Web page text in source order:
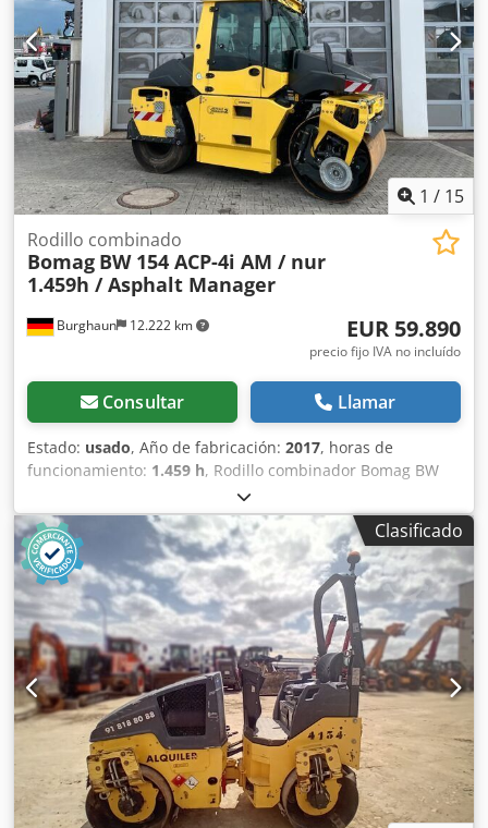
atenderle. Para obtener más información, visite nuestra
página web. Salvo errores y venta previa. Posibilidad de
alquiler. = Más información = Póngase en contacto con
Tobias Ebert para obtener más información. Dcjdpfezq
Tztjx Al Rjk
1 / 15
Burghaun 12.222 km
Rodillo combinado
Bomag BW 154 ACP-4i AM / nur
1.459h / Asphalt Manager
EUR 59.890
precio fijo IVA no incluído
Consultar Llamar
Estado: usado, Año de fabricación: 2017, horas de
funcionamiento: 1.459 h, Rodillo combinador Bomag BW
154 ACP-4i AM, año de fabricación: 2017, horas de
funcionamiento: solo 1459 horas, motor: Kubota [55,4
kW/75 CV], Asphalt Manager 2, cortador de asfalto a la
derecha, peso: 7400 kg, banda de rodadura lisa, buen
estado, listo para su uso inmediato. Dcsdpfx Aszq Tzmel
Rjk Si lo desea, le ofreceremos una propuesta de
arrendamiento o financiación; el Sr. Mihm (tel. ) estará
encantado de ayudarle. Para obtener más información,
visite nuestra página web. Salvo errores y venta previa.
Posibilidad de alquiler. = Más información = Póngase en
contacto con Tobias Ebert para obtener más información.
Clasificado